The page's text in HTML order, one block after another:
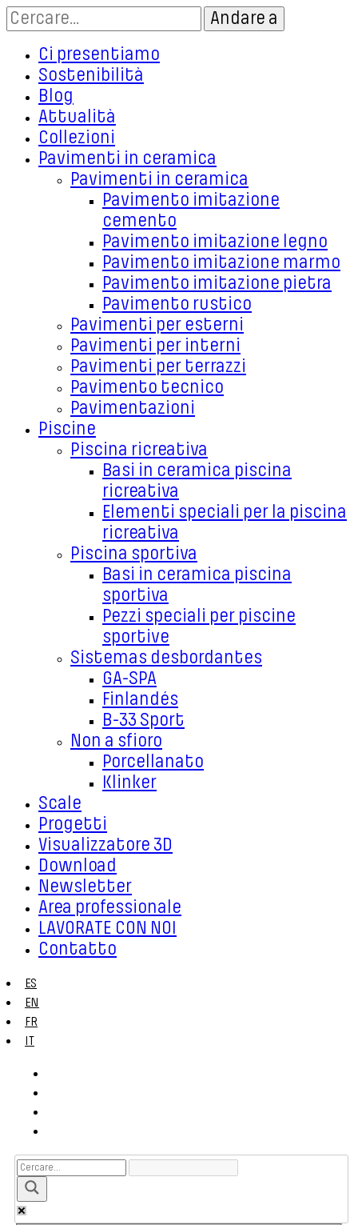
Ci presentiamo
Sostenibilità
Blog
Attualità
Collezioni
Pavimenti in ceramica
Pavimenti in ceramica
Pavimento imitazione
cemento
Pavimento imitazione legno
Pavimento imitazione marmo
Pavimento imitazione pietra
Pavimento rustico
Pavimenti per esterni
Pavimenti per interni
Pavimenti per terrazzi
Pavimento tecnico
Pavimentazioni
Piscine
Piscina ricreativa
Basi in ceramica piscina
ricreativa
Elementi speciali per la piscina
ricreativa
Piscina sportiva
Basi in ceramica piscina
sportiva
Pezzi speciali per piscine
sportive
Sistemas desbordantes
GA-SPA
Finlandés
B-33 Sport
Non a sfioro
Porcellanato
Klinker
Scale
Progetti
Visualizzatore 3D
Download
Newsletter
Area professionale
LAVORATE CON NOI
Contatto
ES
EN
FR
IT